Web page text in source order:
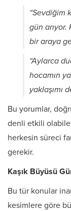
“Sevdiğim
gün
bir araya
“Aylarca
hocamın
yaklaşımı
Bu yorumlar,
denli etkili
herkesin süreci
gerekir.
Kaşık Büyüsü
Bu tür konular
kesimlere göre